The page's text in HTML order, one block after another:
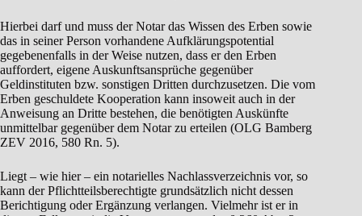
Hierbei darf und muss der Notar das Wissen des Erben sowie
das in seiner Person vorhandene Aufklärungspotential
gegebenenfalls in der Weise nutzen, dass er den Erben
auffordert, eigene Auskunftsansprüche gegenüber
Geldinstituten bzw. sonstigen Dritten durchzusetzen. Die vom
Erben geschuldete Kooperation kann insoweit auch in der
Anweisung an Dritte bestehen, die benötigten Auskünfte
unmittelbar gegenüber dem Notar zu erteilen (OLG Bamberg
ZEV 2016, 580 Rn. 5).
Liegt – wie hier – ein notarielles Nachlassverzeichnis vor, so
kann der Pflichtteilsberechtigte grundsätzlich nicht dessen
Berichtigung oder Ergänzung verlangen. Vielmehr ist er in